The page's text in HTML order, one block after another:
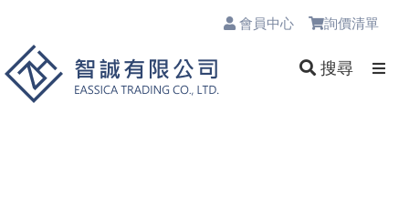
會員中心 詢價清單
搜尋